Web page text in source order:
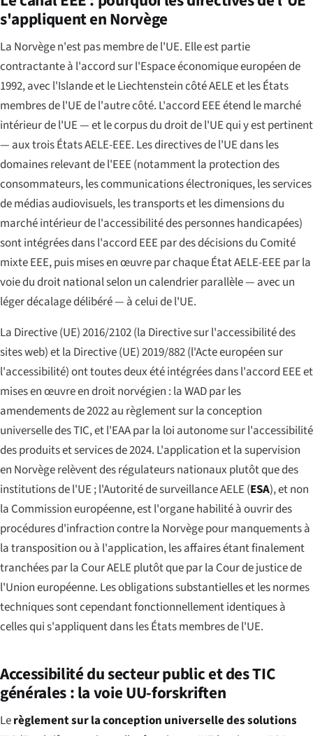
s'appliquent en Norvège
La Norvège n'est pas membre de l'UE. Elle est partie
contractante à l'accord sur l'Espace économique européen de
1992, avec l'Islande et le Liechtenstein côté AELE et les États
membres de l'UE de l'autre côté. L'accord EEE étend le marché
intérieur de l'UE — et le corpus du droit de l'UE qui y est pertinent
— aux trois États AELE-EEE. Les directives de l'UE dans les
domaines relevant de l'EEE (notamment la protection des
consommateurs, les communications électroniques, les services
de médias audiovisuels, les transports et les dimensions du
marché intérieur de l'accessibilité des personnes handicapées)
sont intégrées dans l'accord EEE par des décisions du Comité
mixte EEE, puis mises en œuvre par chaque État AELE-EEE par la
voie du droit national selon un calendrier parallèle — avec un
léger décalage délibéré — à celui de l'UE.
La Directive (UE) 2016/2102 (la Directive sur l'accessibilité des
sites web) et la Directive (UE) 2019/882 (l'Acte européen sur
l'accessibilité) ont toutes deux été intégrées dans l'accord EEE et
mises en œuvre en droit norvégien : la WAD par les
amendements de 2022 au règlement sur la conception
universelle des TIC, et l'EAA par la loi autonome sur l'accessibilité
des produits et services de 2024. L'application et la supervision
en Norvège relèvent des régulateurs nationaux plutôt que des
institutions de l'UE ; l'Autorité de surveillance AELE (ESA), et non
la Commission européenne, est l'organe habilité à ouvrir des
procédures d'infraction contre la Norvège pour manquements à
la transposition ou à l'application, les affaires étant finalement
tranchées par la Cour AELE plutôt que par la Cour de justice de
l'Union européenne. Les obligations substantielles et les normes
techniques sont cependant fonctionnellement identiques à
celles qui s'appliquent dans les États membres de l'UE.
Accessibilité du secteur public et des TIC
générales : la voie UU-forskriften
Lerèglement sur la conception universelle des solutions